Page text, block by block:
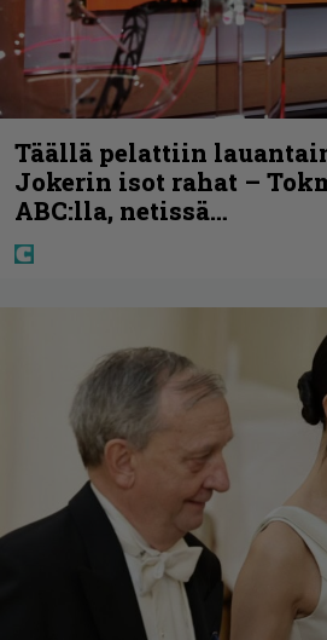
Täällä pelattiin
Jokerin isot rahat –
ABC:lla, netissä…